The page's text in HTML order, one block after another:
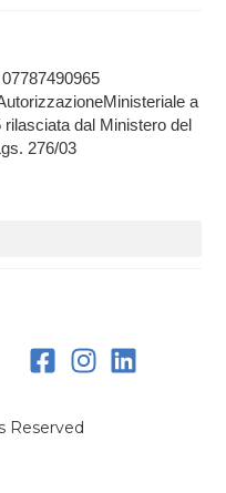
a
rilasciata dal Ministero del
276/03
Reserved